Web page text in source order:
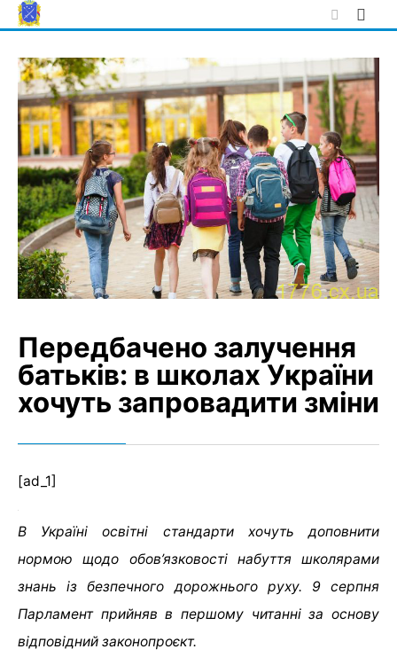
Skip
to
Передбачено залучення
батьків: в школах України
хочуть запровадити зміни
[ad_1]
В Україні освітні стандарти хочуть доповнити
нормою щодо обов’язковості набуття школярами
знань із безпечного дорожнього руху. 9 серпня
Парламент прийняв в першому читанні за основу
відповідний законопроєкт.